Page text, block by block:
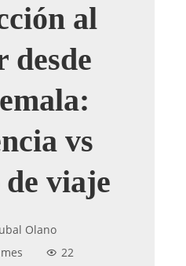
al
desde
vs
de viaje
Olano
22